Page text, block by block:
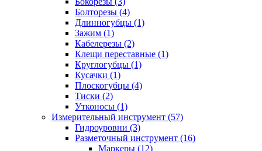
Болторезы (4)
Длинногубцы (1)
Зажим (1)
Кабелерезы (2)
Клещи переставные (1)
Круглогубцы (1)
Кусачки (1)
Плоскогубцы (4)
Тиски (2)
Утконосы (1)
Измерительный инструмент (57)
Гидроуровни (3)
Разметочный инструмент (16)
Маркеры (12)